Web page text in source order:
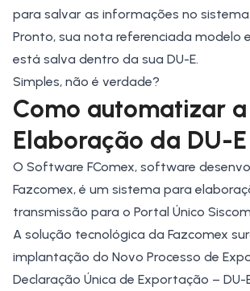
para salvar as informações no sistema.
Pronto, sua nota referenciada modelo
está salva dentro da sua DU-E.
Simples, não é verdade?
Como automatizar a
Elaboração da DU-E
O Software FComex, software
Fazcomex, é um sistema para
transmissão para o Portal Único
A solução tecnológica da Fazcomex
implantação do Novo Processo de
Declaração Única de Exportação – DU-